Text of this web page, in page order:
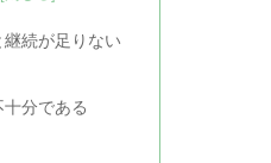
続が足りない
分である